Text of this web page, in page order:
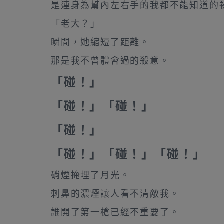
是連身為幫內左右手的我都不能知道的
「老大？」
瞬間，她縮短了距離。
那是我不曾體會過的殺意。
「碰！」
「碰！」「碰！」
「碰！」
「碰！」「碰！」「碰！」
硝煙掩埋了月光。
刺鼻的濃煙讓人看不清敵我。
誰開了第一槍已經不重要了。